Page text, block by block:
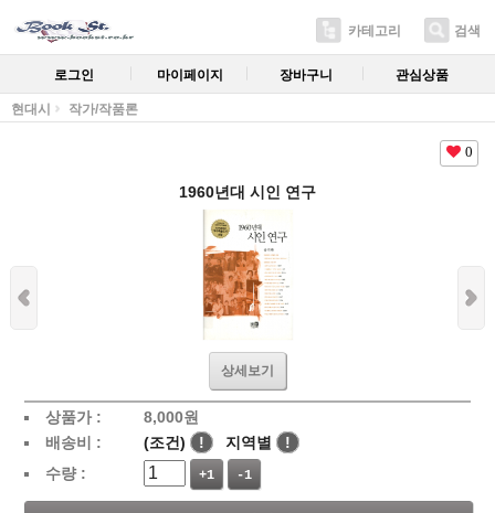
카테고리 검색
로그인 마이페이지 장바구니 관심상품
현대시 작가/작품론
0
1960년대 시인 연구
상세보기
상품가 : 8,000원
배송비 :
(조건) ! 지역별
!
수량 :
+1 -1